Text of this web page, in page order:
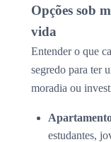
Opções sob
vida
Entender o que
segredo para ter
moradia ou
estudantes,